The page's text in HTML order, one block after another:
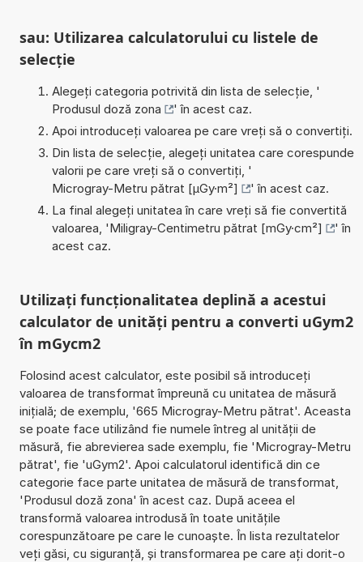
sau: Utilizarea calculatorului cu listele de
selecție
Alegeți categoria potrivită din lista de selecție, '
Produsul doză zona
' în acest caz.
Apoi introduceți valoarea pe care vreți să o convertiți.
Din lista de selecție, alegeți unitatea care corespunde
valorii pe care vreți să o convertiți, '
Microgray-Metru pătrat [µGy·m²]
' în acest caz.
La final alegeți unitatea în care vreți să fie convertită
valoarea, 'Miligray-Centimetru pătrat [mGy·cm²]
' în
acest caz.
Utilizați funcționalitatea deplină a acestui
calculator de unități pentru a converti uGym2
în mGycm2
Folosind acest calculator, este posibil să introduceți
valoarea de transformat împreună cu unitatea de măsură
inițială; de exemplu, '665 Microgray-Metru pătrat'. Aceasta
se poate face utilizând fie numele întreg al unității de
măsură, fie abrevierea sade exemplu, fie 'Microgray-Metru
pătrat', fie 'uGym2'. Apoi calculatorul identifică din ce
categorie face parte unitatea de măsură de transformat,
'Produsul doză zona' în acest caz. După aceea el
transformă valoarea introdusă în toate unitățile
corespunzătoare pe care le cunoaște. În lista rezultatelor
veți găsi, cu siguranță, și transformarea pe care ați dorit-o